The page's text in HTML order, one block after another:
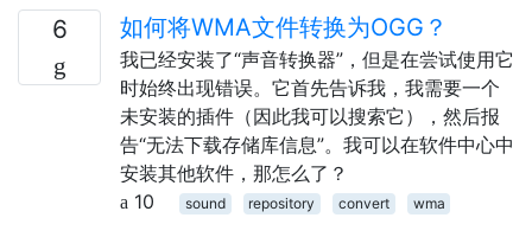
6 如何将WMA文件转换为OGG？
我已经安装了“声音转换器”，但是在尝试使用它
时始终出现错误。它首先告诉我，我需要一个
未安装的插件（因此我可以搜索它），然后报
告“无法下载存储库信息”。我可以在软件中心中
安装其他软件，那怎么了？
10
sound repository convert wma